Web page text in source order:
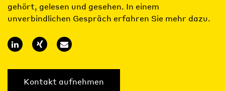
gehört, gelesen und gesehen. In einem
unverbindlichen Gespräch erfahren Sie mehr dazu.
Kontakt aufnehmen